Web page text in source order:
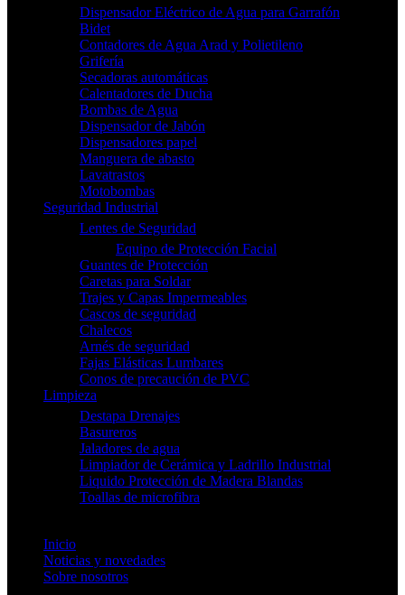
Dispensador Eléctrico de Agua para Garrafón
Bidet
Contadores de Agua Arad y Polietileno
Grifería
Secadoras automáticas
Calentadores de Ducha
Bombas de Agua
Dispensador de Jabón
Dispensadores papel
Manguera de abasto
Lavatrastos
Motobombas
Seguridad Industrial
Lentes de Seguridad
Equipo de Protección Facial
Guantes de Protección
Caretas para Soldar
Trajes y Capas Impermeables
Cascos de seguridad
Chalecos
Arnés de seguridad
Fajas Elásticas Lumbares
Conos de precaución de PVC
Limpieza
Destapa Drenajes
Basureros
Jaladores de agua
Limpiador de Cerámica y Ladrillo Industrial
Liquido Protección de Madera Blandas
Toallas de microfibra
Inicio
Noticias y novedades
Sobre nosotros